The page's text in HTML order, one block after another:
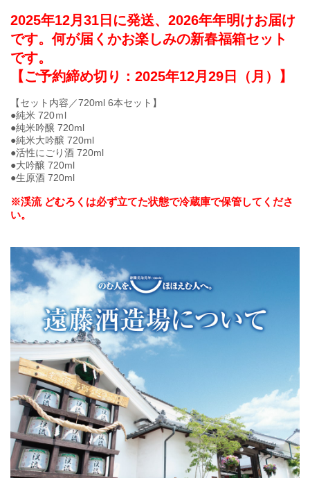
2025年12月31日に発送、2026年年明けお届け
です。何が届くかお楽しみの新春福箱セット
です。
【ご予約締め切り：2025年12月29日（月）】
【セット内容／720ml 6本セット】
●純米 720ｍl
●純米吟醸 720ml
●純米大吟醸 720ml
●活性にごり酒 720ml
●大吟醸 720ml
●生原酒 720ml
※渓流 どむろくは必ず立てた状態で冷蔵庫で保管してくださ
い。